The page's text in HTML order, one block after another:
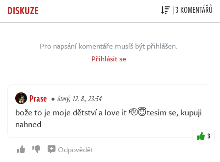
DISKUZE | 3 KOMENTÁŘŮ
Pro napsání komentáře musíš být přihlášen.
Přihlásit se
Prase úterý, 12. 8., 23:54
bože to je moje dětství a love it 🫡😇tesim se, kupuji
nahned
3
Odpovědět